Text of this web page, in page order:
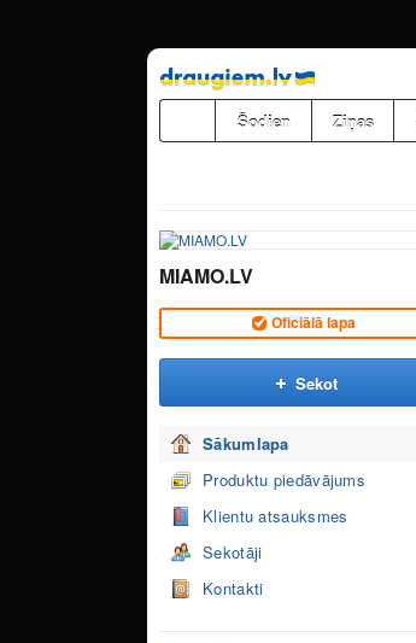
Pāriet
uz
saturu
Šodien Ziņas
MIAMO.LV
Oficiālā lapa
Sekot
Sākumlapa
Produktu piedāvājums
Klientu atsauksmes
Sekotāji
Kontakti